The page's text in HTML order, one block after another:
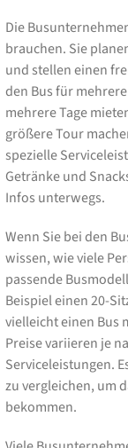
Die
brauchen. Sie
und stellen einen
den Bus für
mehrere Tage
größere Tour
spezielle
Getränke und
Infos unterwegs.
Wenn Sie bei den
wissen, wie viele
passende
Beispiel einen 20-
vielleicht einen Bus
Preise variieren je
Serviceleistungen.
zu vergleichen, um
bekommen.